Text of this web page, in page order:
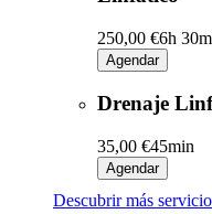
250,00 €6h
Agendar
Drenaje
35,00 €45min
Agendar
Descubrir más